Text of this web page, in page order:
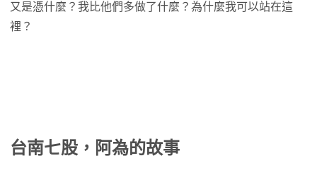
又是憑什麼？我比他們多做了什麼？為什麼我可以站在這
裡？
台南七股，阿為的故事